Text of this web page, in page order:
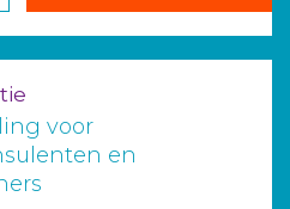
voor
en